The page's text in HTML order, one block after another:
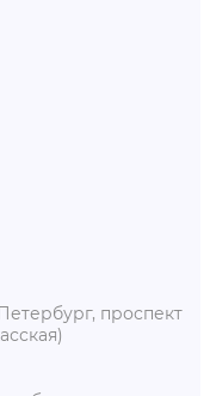
проспект